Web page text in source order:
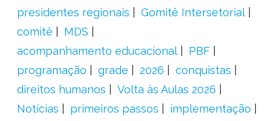
presidentes regionais
Gomitê Intersetorial
comitê
MDS
acompanhamento educacional
PBF
programação
grade 2026
conquistas
direitos humanos
Volta às Aulas 2026
Notícias
primeiros passos
implementação